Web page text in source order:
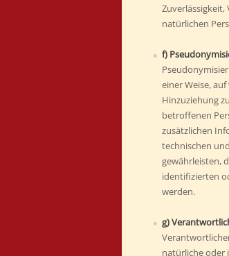
natürlichen
f)
einer Weise,
Hinzuziehung
betroffenen
zusätzlichen
technischen
gewährleisten,
identifizierten
werden.
g)
natürliche oder